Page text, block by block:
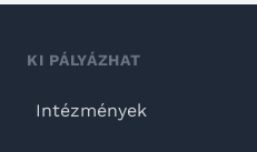
KI PÁLYÁZHAT
Intézmények